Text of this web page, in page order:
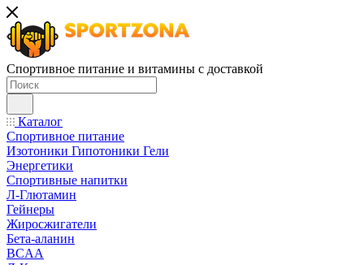
Спортивное питание и витамины с доставкой
Каталог
Спортивное питание
Изотоники Гипотоники Гели
Энергетики
Спортивные напитки
Л-Глютамин
Гейнеры
Жиросжигатели
Бета-аланин
BCAA